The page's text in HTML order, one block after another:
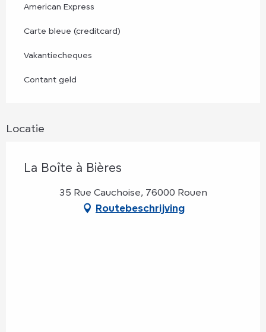
American Express
Carte bleue (creditcard)
Vakantiecheques
Contant geld
Locatie
La Boîte à Bières
35 Rue Cauchoise, 76000 Rouen
Routebeschrijving